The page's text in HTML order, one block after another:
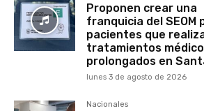
Proponen crear una
franquicia del SEOM
pacientes que
tratamientos
prolongados en
lunes 3 de agosto de 2026
Nacionales